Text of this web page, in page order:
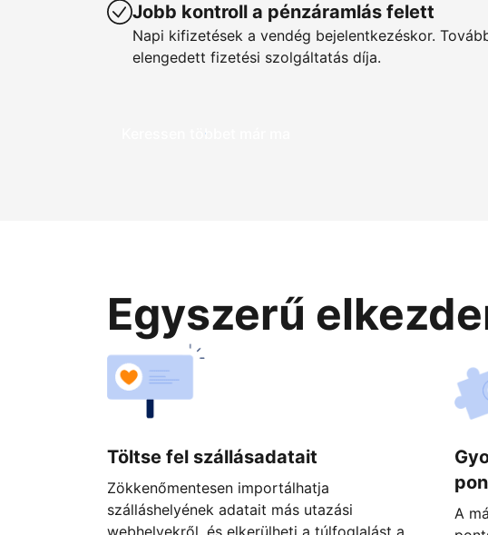
Jobb kontroll a pénzáramlás felett
Napi kifizetések a vendég bejelentkezéskor.
elengedett fizetési szolgáltatás díja.
Keressen többet már ma
Egyszerű
Töltse fel szállásadatait
Zökkenőmentesen importálhatja
szálláshelyének adatait más utazási
webhelyekről, és elkerülheti a túlfoglalást a
A